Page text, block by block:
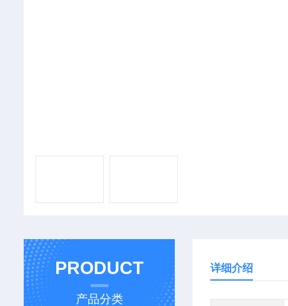
PRODUCT
产品分类
详细介绍